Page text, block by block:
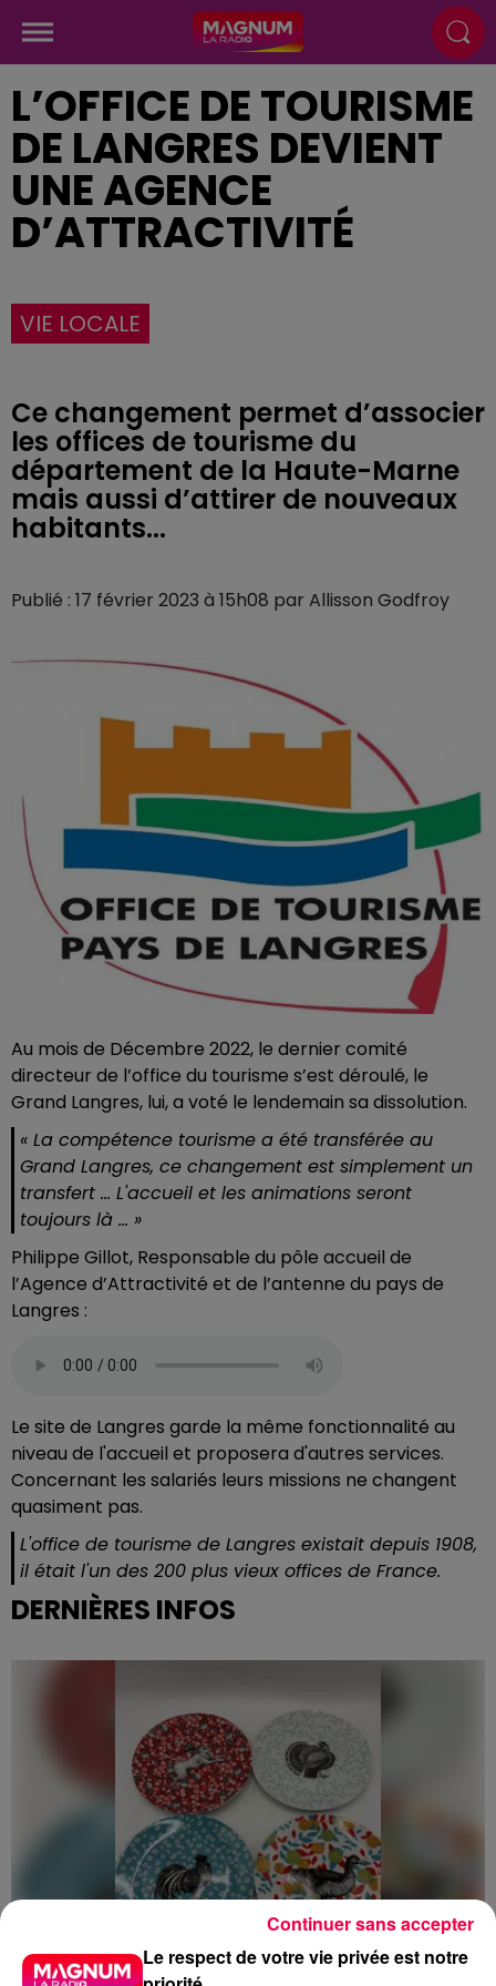
L’OFFICE DE TOURISME
DE LANGRES DEVIENT
UNE AGENCE
D’ATTRACTIVITÉ
VIE LOCALE
Ce changement permet d’associer
les offices de tourisme du
département de la Haute-Marne
mais aussi d’attirer de nouveaux
habitants...
Publié : 17 février 2023 à 15h08 par Allisson Godfroy
Au mois de Décembre 2022, le dernier comité
directeur de l’office du tourisme s’est déroulé, le
Grand Langres, lui, a voté le lendemain sa dissolution.
« La compétence tourisme a été transférée au
Grand Langres, ce changement est simplement un
transfert … L'accueil et les animations seront
toujours là … »
Philippe Gillot, Responsable du pôle accueil de
l’Agence d’Attractivité et de l’antenne du pays de
Langres :
Le site de Langres garde la même fonctionnalité au
niveau de l'accueil et proposera d'autres services.
Concernant les salariés leurs missions ne changent
quasiment pas.
L'office de tourisme de Langres existait depuis 1908,
il était l'un des 200 plus vieux offices de France.
DERNIÈRES INFOS
Le respect de votre vie privée est notre
Continuer sans accepter